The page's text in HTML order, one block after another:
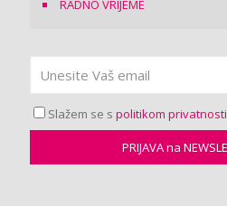
RADNO VRIJEME
Slažem se s politikom privatnosti